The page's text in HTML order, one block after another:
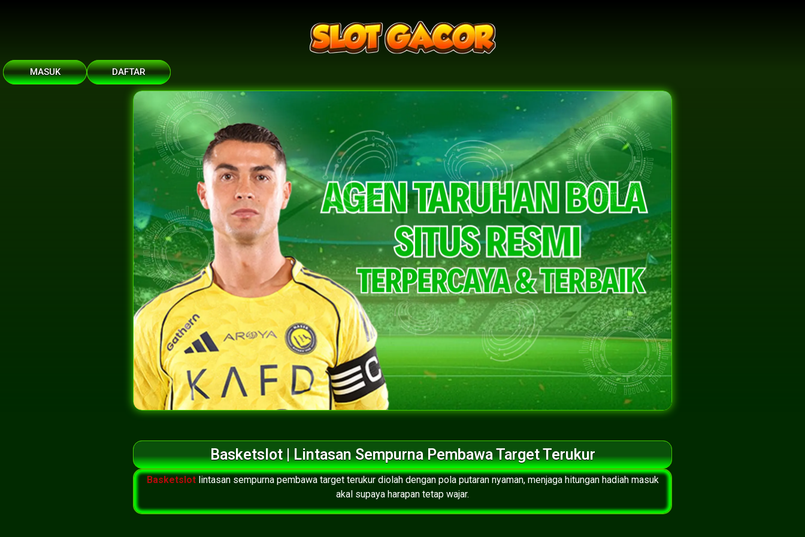
MASUK DAFTAR
Basketslot | Lintasan Sempurna Pembawa Target Terukur
Basketslot lintasan sempurna pembawa target terukur diolah dengan pola putaran nyaman, menjaga hitungan hadiah masuk
akal supaya harapan tetap wajar.